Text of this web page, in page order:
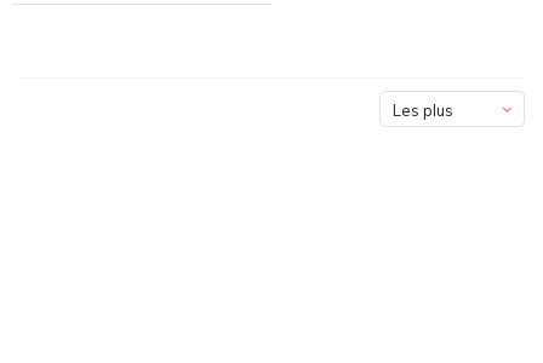
Les plus